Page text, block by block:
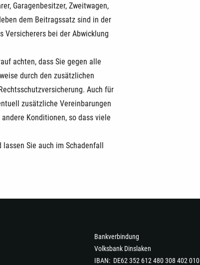
Garagenbesitzer, Zweitwagen,
dem Beitragssatz sind in der
Versicherers bei der Abwicklung
achten, dass Sie gegen alle
durch den zusätzlichen
Auch für
zusätzliche Vereinbarungen
Konditionen, so dass viele
Sie auch im Schadenfall
Bankverbindung
Volksbank Dinslaken
IBAN: DE62 352 612 480 308 402 010